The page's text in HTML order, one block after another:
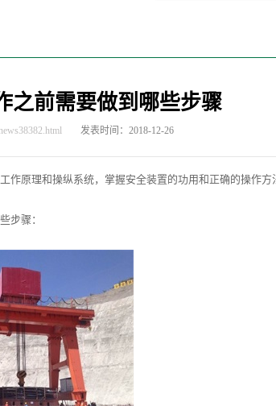
之前需要做到哪些步骤
发表时间：2018-12-26
原理和操纵系统，掌握安全装置的功用和正确的操作方
步骤：